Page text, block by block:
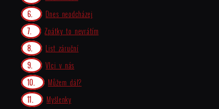
Dnes neodcházej
Zpátky to nevrátím
List záruční
Vlci v nás
Můžem dál?
Myšlenky